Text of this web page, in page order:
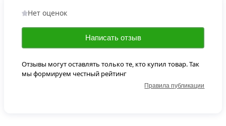
Нет оценок
Написать отзыв
Отзывы могут оставлять только те, кто купил товар. Так
мы формируем честный рейтинг
Правила публикации